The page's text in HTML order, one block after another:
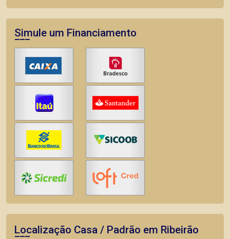
Simule um Financiamento
Localização Casa / Padrão em Ribeirão